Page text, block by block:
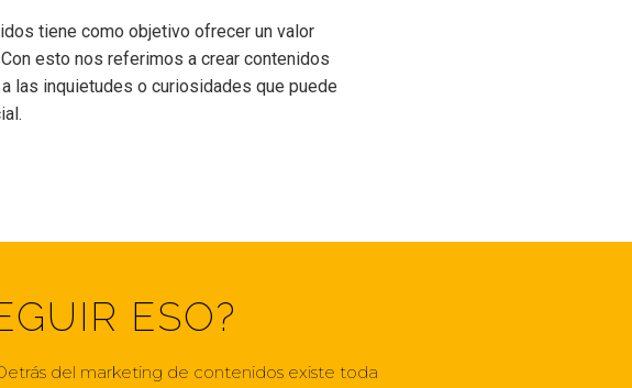
tiene como objetivo ofrecer un valor
esto nos referimos a crear contenidos
las inquietudes o curiosidades que puede
ESO?
del marketing de contenidos existe toda